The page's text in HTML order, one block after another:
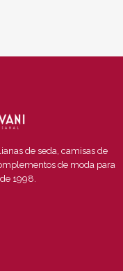
de seda, camisas de
de moda para
1998.